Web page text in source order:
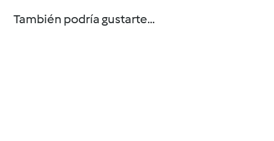
También podría gustarte...